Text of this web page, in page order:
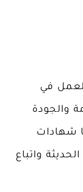
في
والجودة
شهادات
واتباع